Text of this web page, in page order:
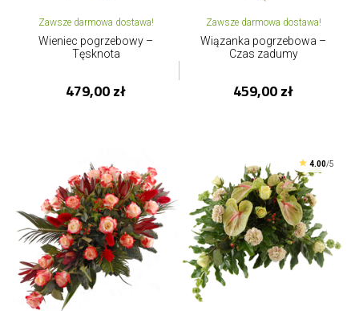
Zawsze darmowa dostawa!
Wieniec pogrzebowy –
Tęsknota
479,00 zł
Zawsze darmowa dostawa!
Wiązanka pogrzebowa –
Czas zadumy
459,00 zł
4.00/5